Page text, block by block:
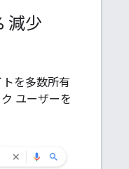
減少
を多数所有
ユーザーを